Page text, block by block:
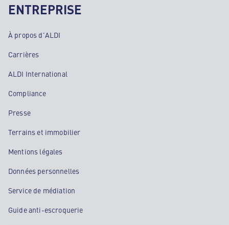
ENTREPRISE
À propos d'ALDI
Carrières
ALDI International
Compliance
Presse
Terrains et immobilier
Mentions légales
Données personnelles
Service de médiation
Guide anti-escroquerie